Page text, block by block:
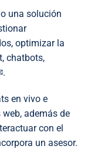
una solución
optimizar la
chatbots,
en vivo e
además de
con el
un asesor.